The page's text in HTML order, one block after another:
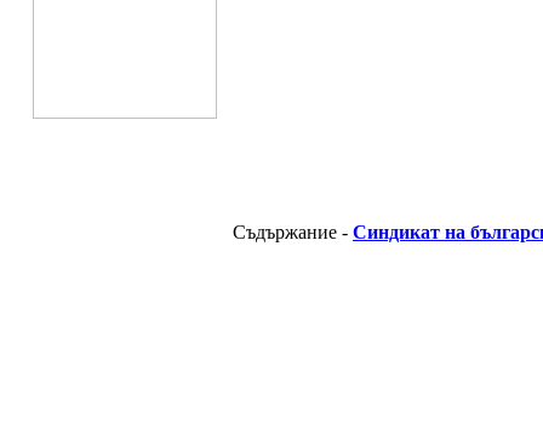
Съдържание - Синдикат на